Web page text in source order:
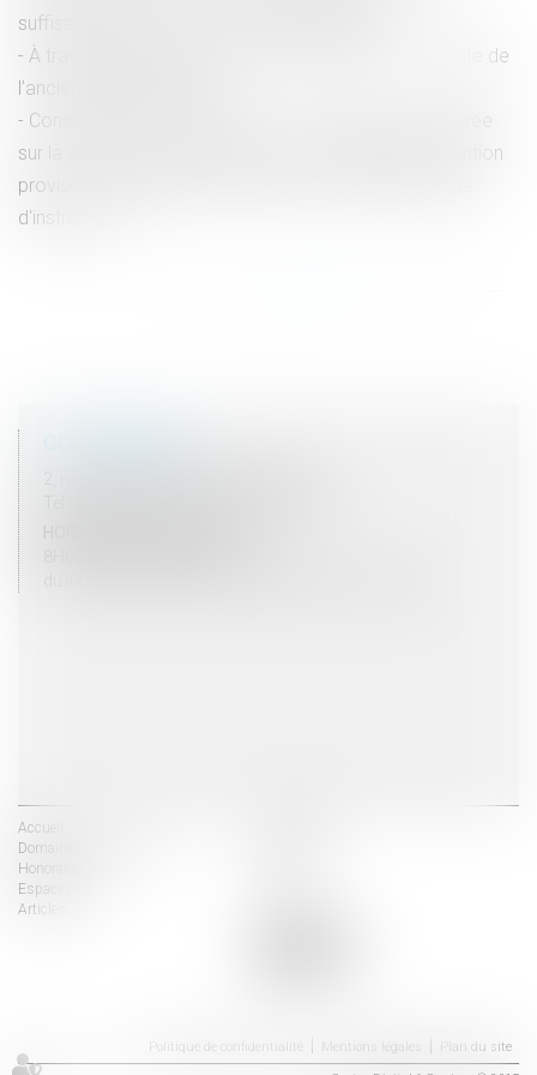
suffisamment connus », selon la médiatrice
À travail égal salaire égal : limite de la prise en compte de
l’ancienneté des salariés
Conséquences de la mention « Je fais appel » apposée
sur la copie de la décision rendue en matière de détention
provisoire, préalablement signée par le greffier du juge
d'instruction
Accueil
Domaines d'intervention
Honoraires
Espace client
Articles
Plan du site
Mentions légales
Politique de confidentialité